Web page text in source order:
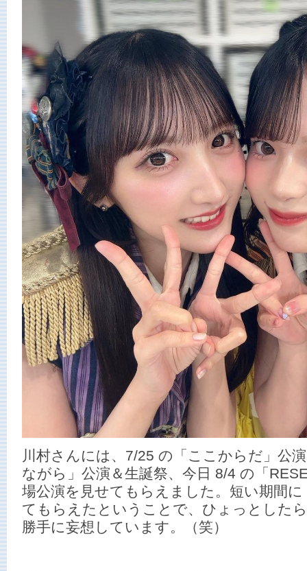
川村さんには、7/25 の「ここからだ」公
ながら」公演＆生誕祭、今日 8/4 の「
場公演を見せてもらえました。短い期間
てもらえたということで、ひょっとした
勝手に妄想しています。（笑）